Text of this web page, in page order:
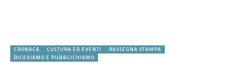
CRONACA CULTURA ED EVENTI
RASSEGNA STAMPA
RICEVIAMO E PUBBLICHIAMO